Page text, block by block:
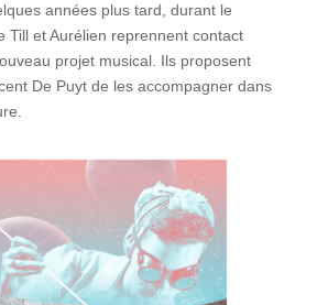
années plus tard, durant le
Till et Aurélien reprennent contact
projet musical. Ils proposent
De Puyt de les accompagner dans